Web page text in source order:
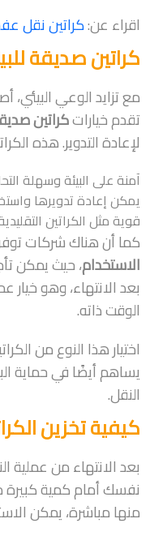
اقراء عن:كراتين نقل
كراتين صديقة
مع تزايد الوعي
تقدم خياراتكراتين
لإعادة التدوير. هذه
آمنة على البيئة وسهلة
يمكن إعادة تدويرها
قوية مثل الكراتين
كما أن هناك شركات
الاستخدام، حيث يمكن
بعد الانتهاء، وهو
الوقت ذاته.
اختيار هذا النوع من
يساهم أيضًا في حماية
النقل.
كيفية تخزين
بعد الانتهاء من عملية
نفسك أمام كمية كبيرة
منها مباشرة، يمكن